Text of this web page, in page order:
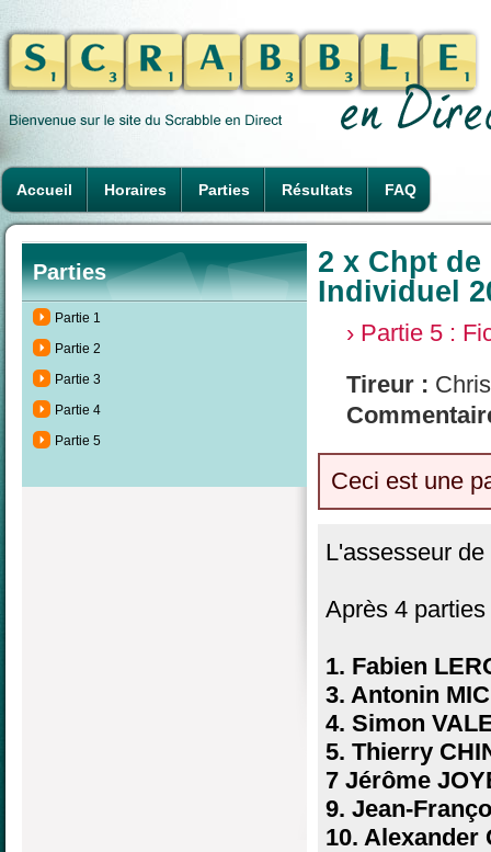
Accueil Horaires Parties Résultats FAQ
Parties
Partie 1
Partie 2
Partie 3
Partie 4
Partie 5
2 x Chpt
Individuel
› Partie 5 :
Tireur :
Ceci est une
L'assesseur
Après 4
1. Fabien
3. Antonin
4. Simon
5. Thierry
7 Jérôme
9. Jean-
10. Alexander